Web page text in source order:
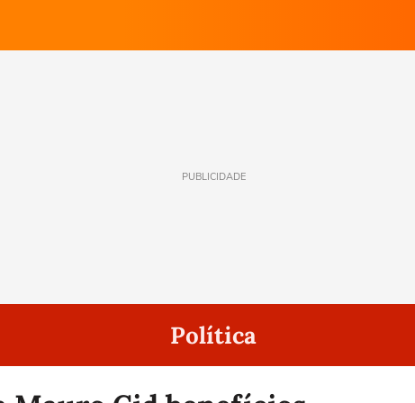
PUBLICIDADE
Política